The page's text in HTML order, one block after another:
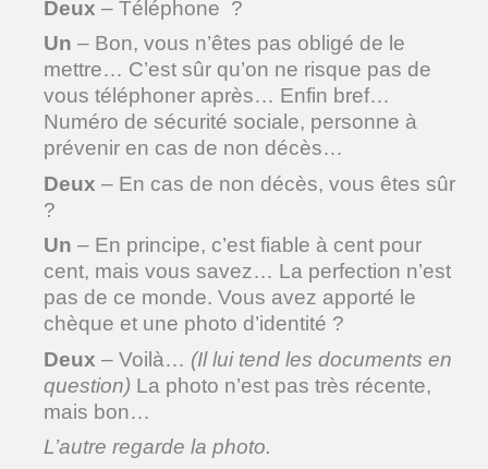
Deux – Téléphone ?
Un – Bon, vous n’êtes pas obligé de le
mettre… C’est sûr qu’on ne risque pas de
vous téléphoner après… Enfin bref…
Numéro de sécurité sociale, personne à
prévenir en cas de non décès…
Deux – En cas de non décès, vous êtes sûr
?
Un – En principe, c’est fiable à cent pour
cent, mais vous savez… La perfection n’est
pas de ce monde. Vous avez apporté le
chèque et une photo d’identité ?
Deux – Voilà… (Il lui tend les documents en
question) La photo n’est pas très récente,
mais bon…
L’autre regarde la photo.